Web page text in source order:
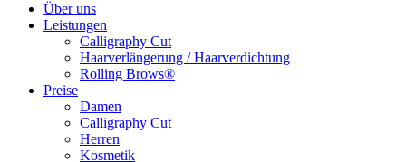
Über uns
Leistungen
Calligraphy Cut
Haarverlängerung / Haarverdichtung
Rolling Brows®
Preise
Damen
Calligraphy Cut
Herren
Kosmetik